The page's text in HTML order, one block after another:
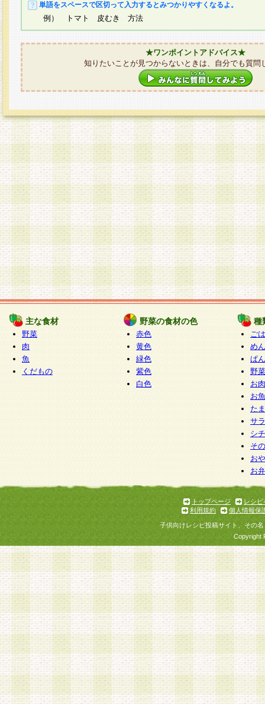
単語をスペースで区切って入力するとみつかりやすくなるよ。
例） トマト 皮むき 方法
★ワンポイントアドバイス★
知りたいことが見つからないときは、自分でも質問
主な食材
野菜
肉
魚
くだもの
野菜の食材の色
赤色
黄色
緑色
紫色
白色
種
ご
めん
ぱん
野
お
お
た
サ
シ
そ
お
お
トップページ
レシピ
利用規約
個人情報保
子供向けレシピ投稿サイト、その
Copyright